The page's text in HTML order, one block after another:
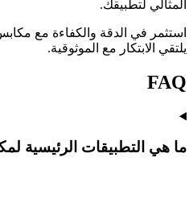
المثالي لتطبيقك.
استثمر في الدقة والكفاءة مع
يلتقي الابتكار مع الموثوقية.
FAQ
ما هي التطبيقات الرئيسية